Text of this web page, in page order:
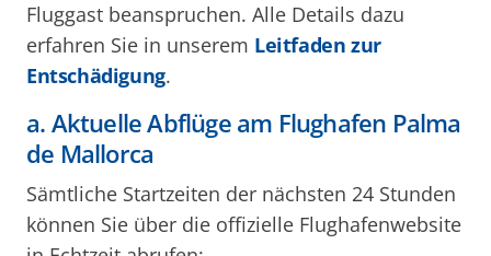
Fluggast beanspruchen. Alle Details dazu
erfahren Sie in unserem Leitfaden zur
Entschädigung.
a. Aktuelle Abflüge am Flughafen Palma
de Mallorca
Sämtliche Startzeiten der nächsten 24 Stunden
können Sie über die offizielle Flughafenwebsite